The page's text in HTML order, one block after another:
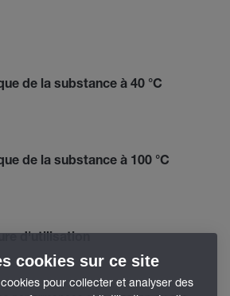
de la substance à 40 °C
de la substance à 100 °C
d'utilisation
cookies sur ce site
pour collecter et analyser des